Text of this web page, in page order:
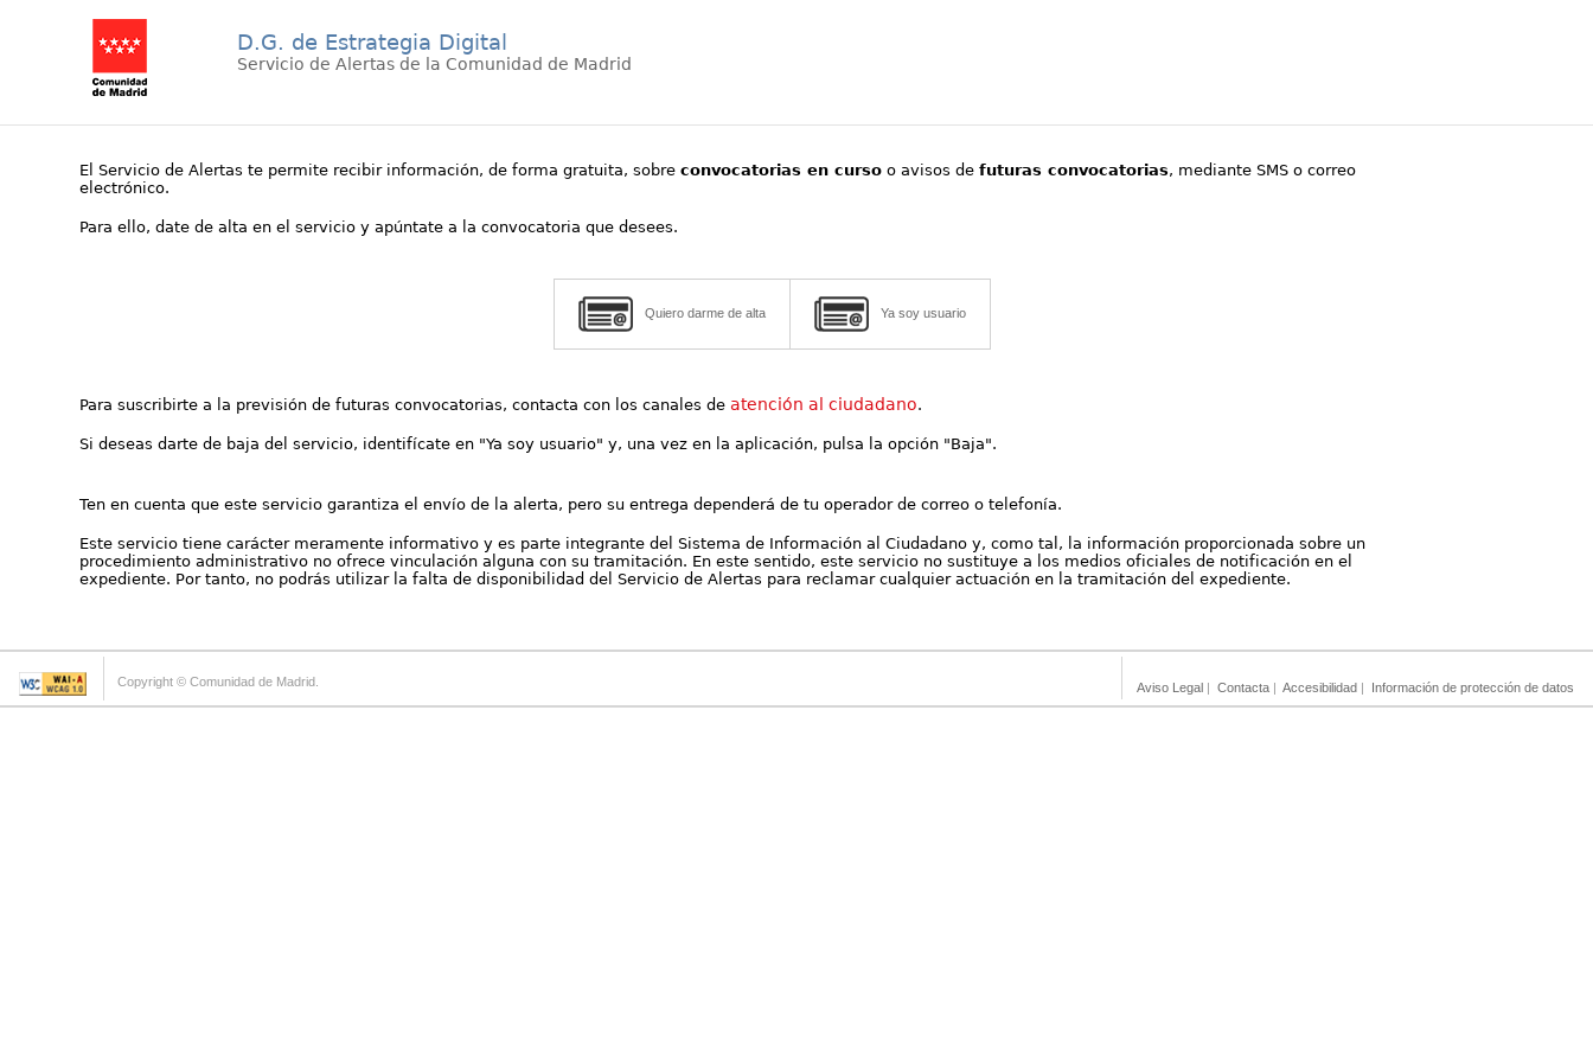
D.G. de Estrategia Digital
Servicio de Alertas de la Comunidad de Madrid
El Servicio de Alertas te permite recibir información, de forma gratuita, sobreconvocatorias en curso o avisos defuturas convocatorias, mediante SMS o correo
electrónico.
Para ello, date de alta en el servicio y apúntate a la convocatoria que desees.
Quiero darme de alta Ya soy usuario
Para suscribirte a la previsión de futuras convocatorias, contacta con los canales deatención al ciudadano.
Si deseas darte de baja del servicio, identifícate en "Ya soy usuario" y, una vez en la aplicación, pulsa la opción "Baja".
Ten en cuenta que este servicio garantiza el envío de la alerta, pero su entrega dependerá de tu operador de correo o telefonía.
Este servicio tiene carácter meramente informativo y es parte integrante del Sistema de Información al Ciudadano y, como tal, la información proporcionada sobre un
procedimiento administrativo no ofrece vinculación alguna con su tramitación. En este sentido, este servicio no sustituye a los medios oficiales de notificación en el
expediente. Por tanto, no podrás utilizar la falta de disponibilidad del Servicio de Alertas para reclamar cualquier actuación en la tramitación del expediente.
Copyright © Comunidad de Madrid. Aviso Legal | Contacta | Accesibilidad | Información de protección de datos